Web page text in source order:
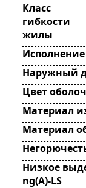
Класс
гибкости
жилы
Наружный
Цвет
Материал
Материал
Низкое
ng(A)-LS